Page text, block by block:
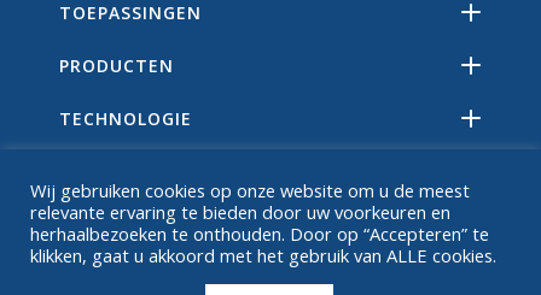
TOEPASSINGEN
PRODUCTEN
TECHNOLOGIE
OVER
Wij gebruiken cookies op onze website om u de meest
relevante ervaring te bieden door uw voorkeuren en
herhaalbezoeken te onthouden. Door op “Accepteren” te
klikken, gaat u akkoord met het gebruik van ALLE cookies.